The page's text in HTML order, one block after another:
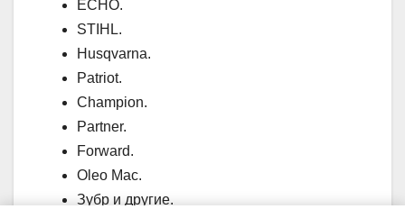
ECHO.
STIHL.
Husqvarna.
Patriot.
Champion.
Partner.
Forward.
Oleo Mac.
Зубр и другие.